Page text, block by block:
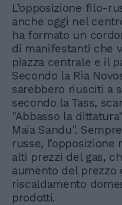
L’opposizione filo-
anche oggi nel
ha formato un
di manifestanti che
piazza centrale e il
Secondo la Ria
sarebbero riusciti a
secondo la Tass,
"Abbasso la
Maia Sandu".
russe, l’opposizione
alti prezzi del gas,
aumento del prezzo
riscaldamento
prodotti.